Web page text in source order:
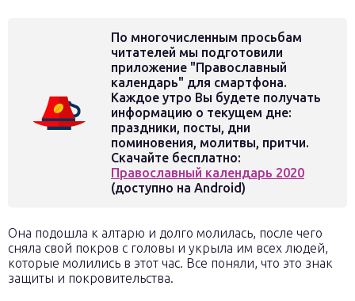
По многочисленным просьбам
читателей мы подготовили
приложение "Православный
календарь" для смартфона.
Каждое утро Вы будете получать
информацию о текущем дне:
праздники, посты, дни
поминовения, молитвы, притчи.
Скачайте бесплатно:
Православный календарь 2020
(доступно на Android)
Она подошла к алтарю и долго молилась, после чего
сняла свой покров с головы и укрыла им всех людей,
которые молились в этот час. Все поняли, что это знак
защиты и покровительства.